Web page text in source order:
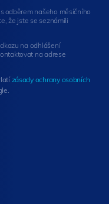
odběrem našeho měsíčního
že jste se seznámili
na odhlášení
na adrese
zásady ochrany osobních